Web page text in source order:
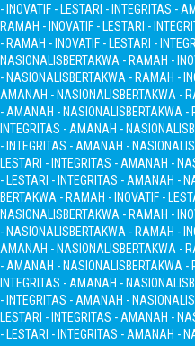
- INOVATIF - LESTARI - INTEGRITAS -
RAMAH - INOVATIF - LESTARI -
- RAMAH - INOVATIF - LESTARI -
NASIONALISBERTAKWA - RAMAH -
- NASIONALISBERTAKWA - RAMAH -
AMANAH - NASIONALISBERTAKWA -
- AMANAH - NASIONALISBERTAKWA -
INTEGRITAS - AMANAH - NASIONALIS
- INTEGRITAS - AMANAH - NASIONALIS
LESTARI - INTEGRITAS - AMANAH -
- LESTARI - INTEGRITAS - AMANAH -
BERTAKWA - RAMAH - INOVATIF -
NASIONALISBERTAKWA - RAMAH -
- NASIONALISBERTAKWA - RAMAH -
AMANAH - NASIONALISBERTAKWA -
- AMANAH - NASIONALISBERTAKWA -
INTEGRITAS - AMANAH - NASIONALIS
- INTEGRITAS - AMANAH - NASIONALIS
LESTARI - INTEGRITAS - AMANAH -
- LESTARI - INTEGRITAS - AMANAH -